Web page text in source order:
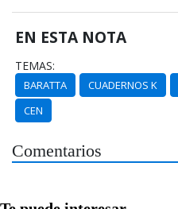
EN ESTA NOTA
TEMAS:
BARATTA CUADERNOS K
CEN
Comentarios